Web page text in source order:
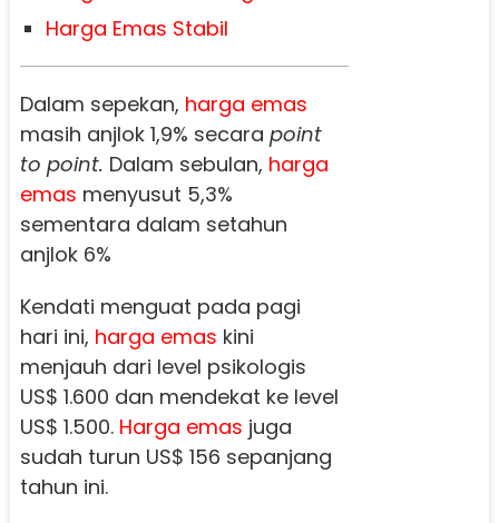
Harga Emas Stabil
Dalam sepekan, harga emas
masih anjlok 1,9% secara point
to point. Dalam sebulan, harga
emas menyusut 5,3%
sementara dalam setahun
anjlok 6%
Kendati menguat pada pagi
hari ini, harga emas kini
menjauh dari level psikologis
US$ 1.600 dan mendekat ke level
US$ 1.500. Harga emas juga
sudah turun US$ 156 sepanjang
tahun ini.